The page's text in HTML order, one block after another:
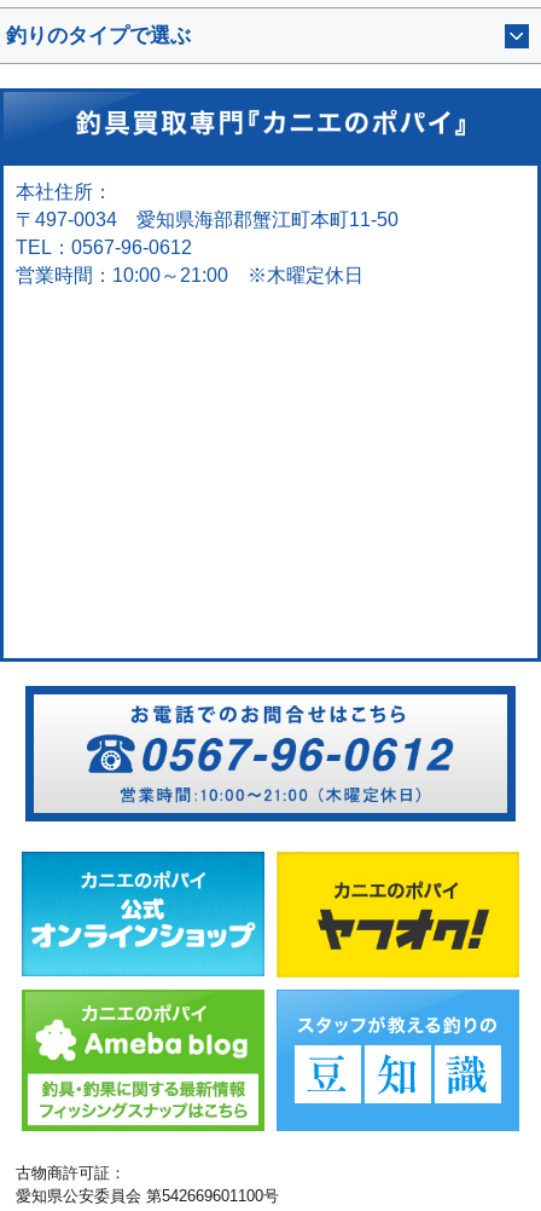
釣りのタイプで選ぶ
本社住所：
〒497-0034 愛知県海部郡蟹江町本町11-50
TEL：0567-96-0612
営業時間：10:00～21:00 ※木曜定休日
古物商許可証：
愛知県公安委員会 第542669601100号